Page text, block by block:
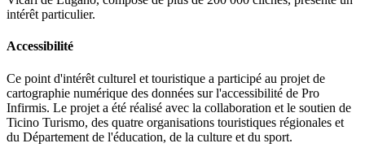
intérêt particulier.
Accessibilité
Ce point d'intérêt culturel et touristique a participé au projet de
cartographie numérique des données sur l'accessibilité de Pro
Infirmis. Le projet a été réalisé avec la collaboration et le soutien de
Ticino Turismo, des quatre organisations touristiques régionales et
du Département de l'éducation, de la culture et du sport.